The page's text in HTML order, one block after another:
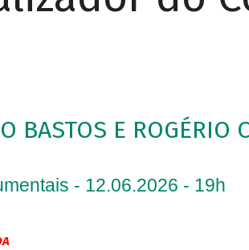
BASTOS E ROGÉRIO
- 12.06.2026 - 19h